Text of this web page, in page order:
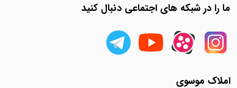
ما را در شبکه های اجتماعی دنبال کنید
املاک موسوی